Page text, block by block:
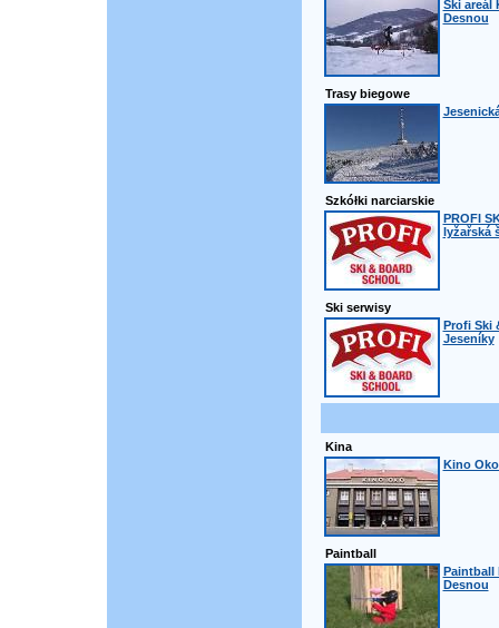
Ski areál
Desnou
Trasy biegowe
Szkółki narciarskie
PROFI
lyžařská
Ski serwisy
Profi Ski
Jeseníky
Kina
Kino
Paintball
Paintball
Desnou